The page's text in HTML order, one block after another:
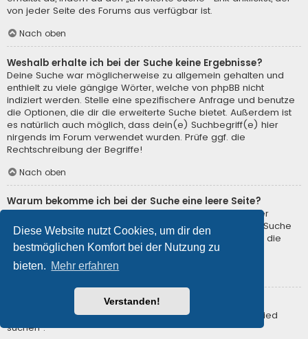
Diese Website nutzt Cookies, um dir den
bestmöglichen Komfort bei der Nutzung zu
bieten. Mehr erfahren
Verstanden!
von jeder Seite des Forums aus verfügbar ist.
Nach oben
Weshalb erhalte ich bei der Suche keine Ergebnisse?
Deine Suche war möglicherweise zu allgemein gehalten und
enthielt zu viele gängige Wörter, welche von phpBB nicht
indiziert werden. Stelle eine spezifischere Anfrage und benutze
die Optionen, die dir die erweiterte Suche bietet. Außerdem ist
es natürlich auch möglich, dass dein(e) Suchbegriff(e) hier
nirgends im Forum verwendet wurden. Prüfe ggf. die
Rechtschreibung der Begriffe!
Nach oben
Warum bekomme ich bei der Suche eine leere Seite?
Deine Suche lieferte zu viele Ergebnisse, somit konnte der
Webserver sie nicht verarbeiten. Benutze die erweiterte Suche
und gib spezifischere Suchbegriffe ein oder beschränke die
Suche auf verschiedene Unterforen.
Nach oben
Wie kann ich nach Mitgliedern suchen?
Gehe zur Mitgliederliste und klicke auf „Nach einem Mitglied
suchen“.